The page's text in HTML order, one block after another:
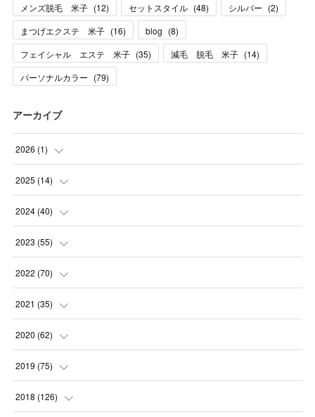
メンズ脱毛 米子 (12) セットスタイル (48) シルバー (2)
まつげエクステ 米子 (16) blog (8)
フェイシャル エステ 米子 (35) 減毛 脱毛 米子 (14)
パーソナルカラー (79)
アーカイブ
2026 (1)
(1
2025 (14)
(10 )
(1
(1
(2
2024 (40)
(1
(1
(3
(2
2023 (55)
(2
(4
(3
(3
2022 (70)
(7
(11 )
(8
(1)
2021 (35)
(5
(7
(5)
2020 (62)
(6
(9)
2019 (75)
(1)
2018 (126)